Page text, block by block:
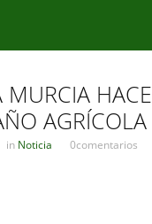
MURCIA
in Noticia 0comentarios